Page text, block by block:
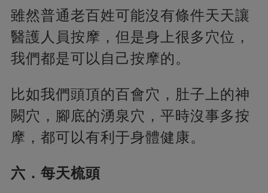
雖然普通老百姓可能沒有條件天天讓
醫護人員按摩，但是身上很多穴位，
我們都是可以自己按摩的。
比如我們頭頂的百會穴，肚子上的神
闕穴，腳底的湧泉穴，平時沒事多按
摩，都可以有利于身體健康。
六．每天梳頭